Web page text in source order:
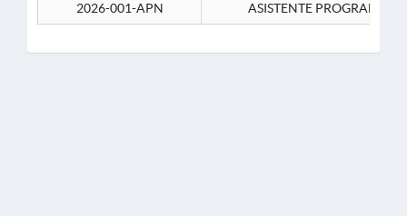
2026-001-APN ASISTENTE